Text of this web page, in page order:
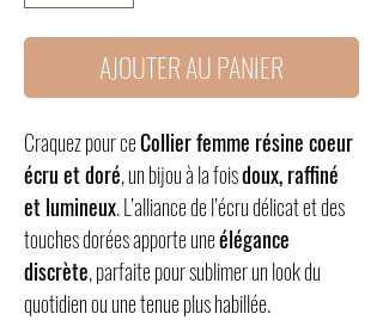
AJOUTER AU PANIER
Craquez pour ceCollier femme résine coeur
écru et doré, un bijou à la foisdoux, raffiné
et lumineux. L’alliance de l’écru délicat et des
touches dorées apporte uneélégance
discrète, parfaite pour sublimer un look du
quotidien ou une tenue plus habillée.